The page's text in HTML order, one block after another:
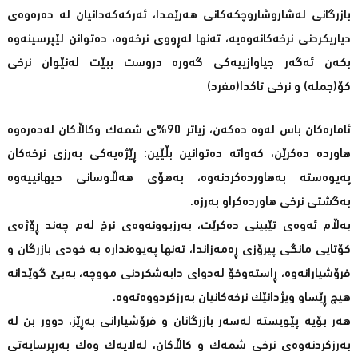
بازرگانی لەشاروشاروچکەکانی هەرێمدا، ئەرکەکەدانیان لە دەرەوەی
دیاریکردنی نرخەکانەوەیە، تەنها لەڕووی نرخەوە، دەتوانن لێپرسینەوە
بکەن ئەگەر جیاوازییەکی گەورە دروست ببێت لەنێوان نرخی
کۆ(جملە) و نرخی تاکدا(مفرد)
ئامارەکان باس لەوە دەکەن، زیاتر 90%ی شمەک وکاڵاکان لەدەرەوە
هاوردە دەکرێن، کەواتە دەتوانین بڵێین: ڕێژەیەکی بەرزی نرخەکان
پەیوەستە بەهاوردەکردنەوە، بەهۆی هەڵاوسانی حیهانییەوە
بەگشتی نرخی هاوردەکراو بەرزە.
بەڵام ئەوەی تێبینی دەکرێت، بەرزبوونەوەی نرخ لەم چەند ڕۆژەی
کۆتایی مانگی پیرۆزی ڕەمەزاندا، تەنها پەیوەندارە بە خودی بازرگان و
فرۆشیارانەوە، ڕاستەوخۆ لەدوای دابەشکردنی مووچە، بەبێ گوێدانە
هیچ ڕێساو ویژدانێک نرخەکانیان بەرزکردووەتەوە.
هەر بۆیە پێویستە لەسەر بازرگانان و فرۆشیارانی بەڕێز، دوور بن لە
بەرزکردنەوەی نرخی شمەک و کاڵاکان، لەلایەک وەک بەرپرسایەتی